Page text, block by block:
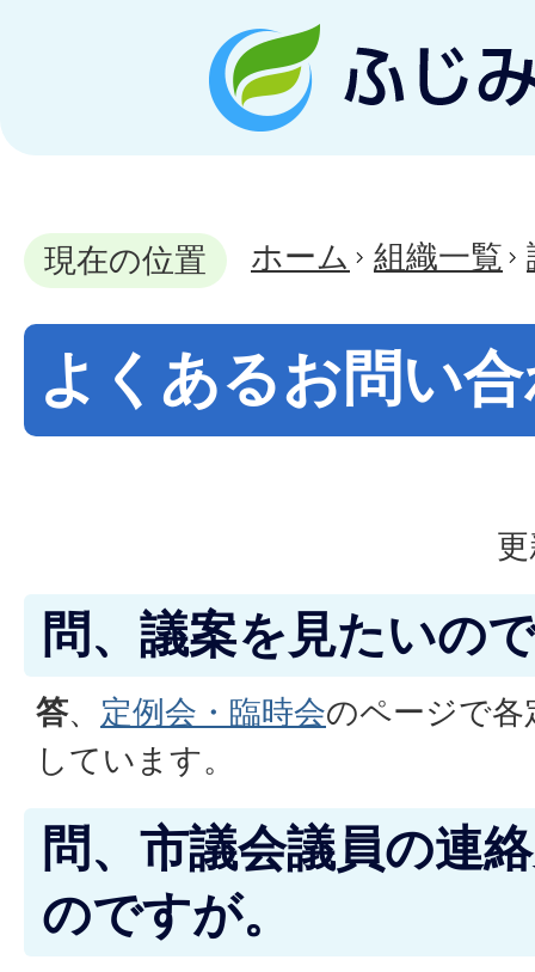
現在の位置 ホーム 組織一覧
よくあるお問い
問、議案を見たいの
答、 定例会・臨時会のページで各
しています。
問、市議会議員の連
のですが。